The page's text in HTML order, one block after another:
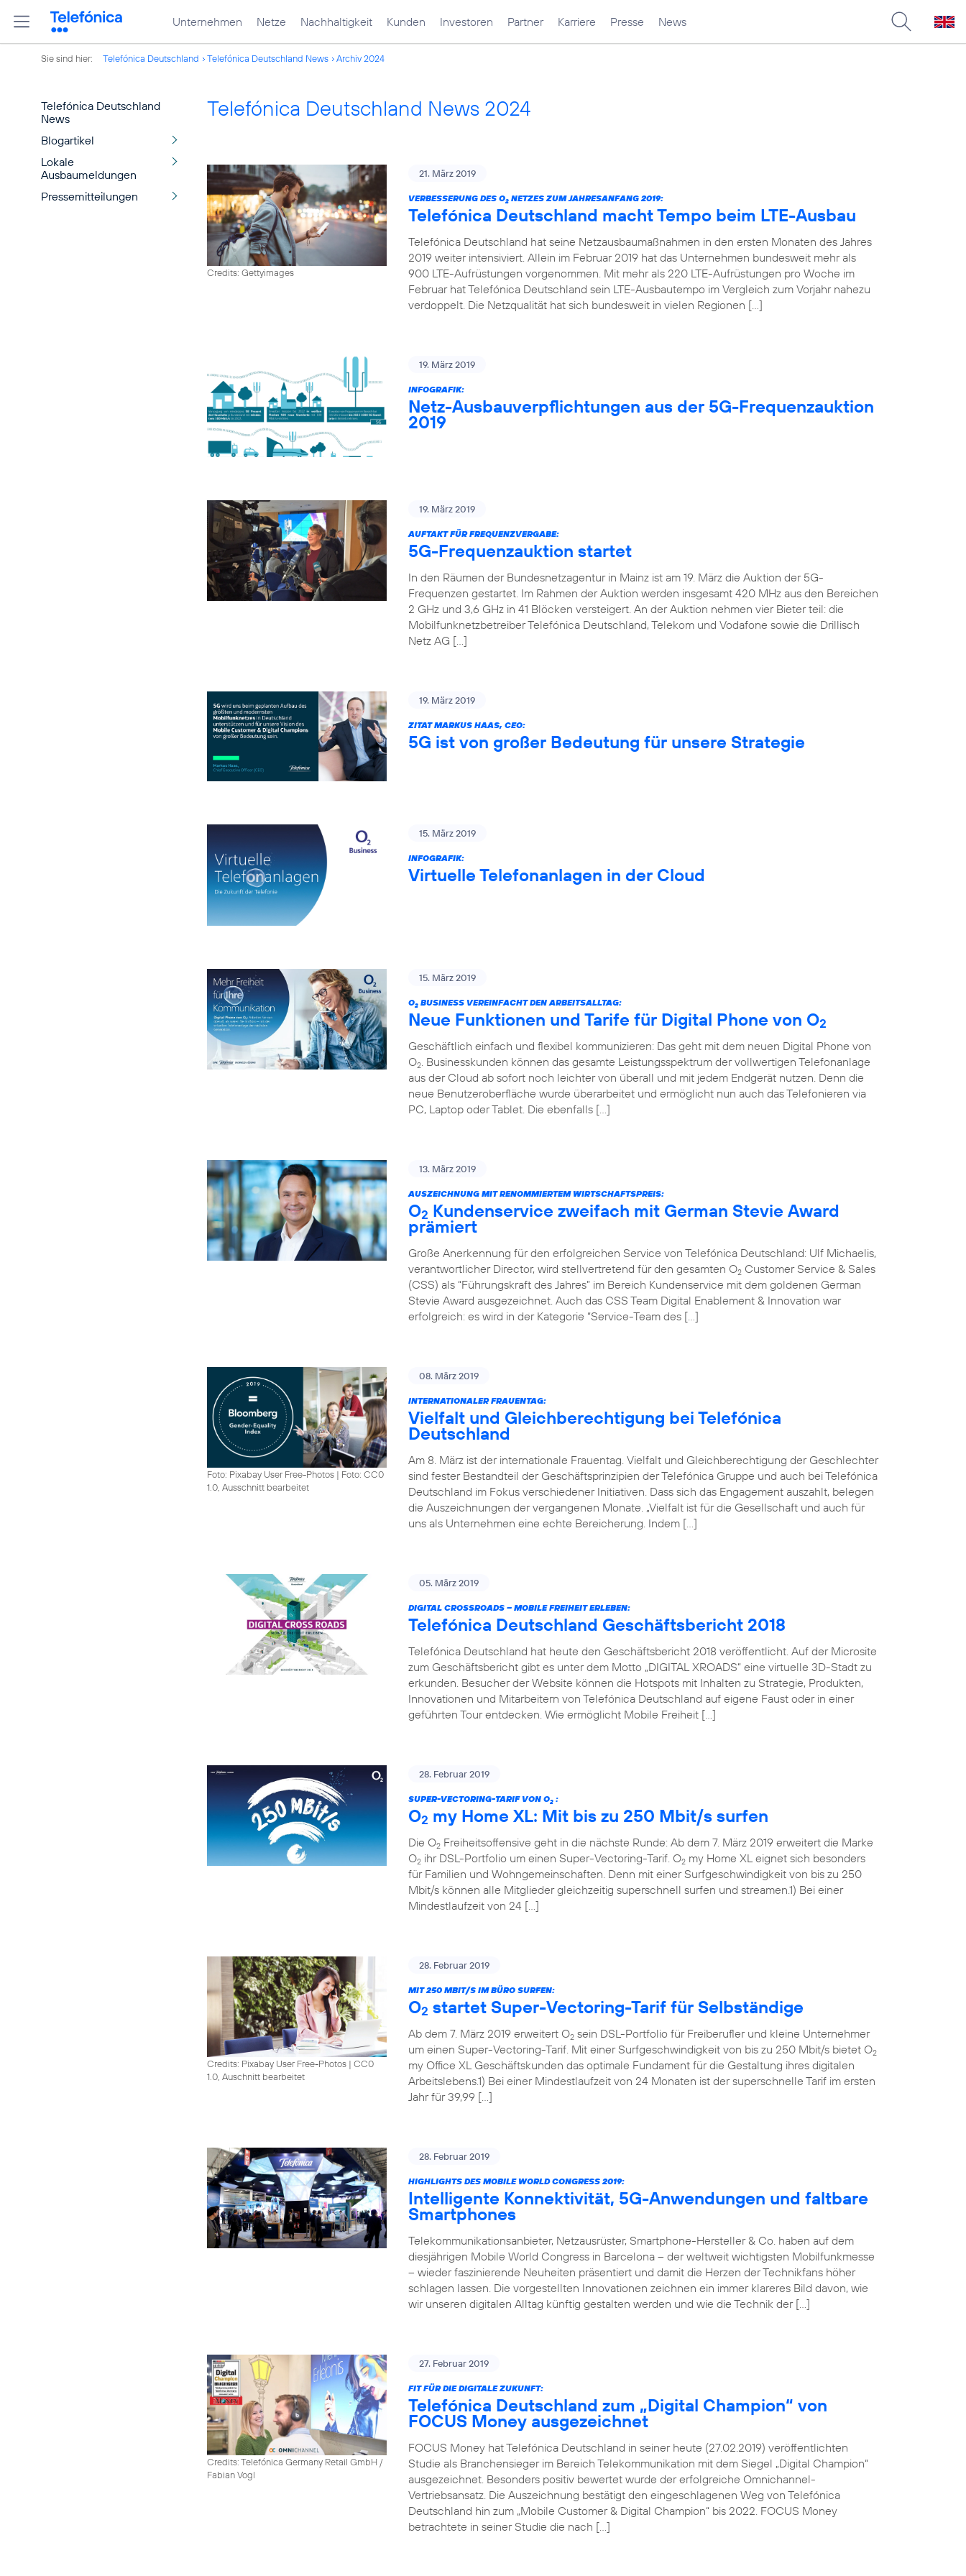
Unternehmen Netze Nachhaltigkeit Kunden Investoren Partner Karriere Presse News
Sie sind hier: Telefónica Deutschland Telefónica Deutschland News Archiv 2024
Telefónica Deutschland
News
Blogartikel
Lokale
Ausbaumeldungen
Pressemitteilungen
Telefónica Deutschland News 2024
Credits: Gettyimages
21. März 2019
VERBESSERUNG DES O2 NETZES ZUM JAHRESANFANG 2019:
Telefónica Deutschland macht Tempo beim LTE-Ausbau
Telefónica Deutschland hat seine Netzausbaumaßnahmen in den ersten Monaten des Jahres
2019 weiter intensiviert. Allein im Februar 2019 hat das Unternehmen bundesweit mehr als
900 LTE-Aufrüstungen vorgenommen. Mit mehr als 220 LTE-Aufrüstungen pro Woche im
Februar hat Telefónica Deutschland sein LTE-Ausbautempo im Vergleich zum Vorjahr nahezu
verdoppelt. Die Netzqualität hat sich bundesweit in vielen Regionen […]
19. März 2019
INFOGRAFIK:
Netz-Ausbauverpflichtungen aus der 5G-Frequenzauktion
2019
19. März 2019
AUFTAKT FÜR FREQUENZVERGABE:
5G-Frequenzauktion startet
In den Räumen der Bundesnetzagentur in Mainz ist am 19. März die Auktion der 5G-
Frequenzen gestartet. Im Rahmen der Auktion werden insgesamt 420 MHz aus den Bereichen
2 GHz und 3,6 GHz in 41 Blöcken versteigert. An der Auktion nehmen vier Bieter teil: die
Mobilfunknetzbetreiber Telefónica Deutschland, Telekom und Vodafone sowie die Drillisch
Netz AG […]
19. März 2019
ZITAT MARKUS HAAS, CEO:
5G ist von großer Bedeutung für unsere Strategie
15. März 2019
INFOGRAFIK:
Virtuelle Telefonanlagen in der Cloud
15. März 2019
O2 BUSINESS VEREINFACHT DEN ARBEITSALLTAG:
Neue Funktionen und Tarife für Digital Phone von O2
Geschäftlich einfach und flexibel kommunizieren: Das geht mit dem neuen Digital Phone von
O2 . Businesskunden können das gesamte Leistungsspektrum der vollwertigen Telefonanlage
aus der Cloud ab sofort noch leichter von überall und mit jedem Endgerät nutzen. Denn die
neue Benutzeroberfläche wurde überarbeitet und ermöglicht nun auch das Telefonieren via
PC, Laptop oder Tablet. Die ebenfalls […]
13. März 2019
AUSZEICHNUNG MIT RENOMMIERTEM WIRTSCHAFTSPREIS:
O2 Kundenservice zweifach mit German Stevie Award
prämiert
Große Anerkennung für den erfolgreichen Service von Telefónica Deutschland: Ulf Michaelis,
verantwortlicher Director, wird stellvertretend für den gesamten O2 Customer Service & Sales
(CSS) als “Führungskraft des Jahres” im Bereich Kundenservice mit dem goldenen German
Stevie Award ausgezeichnet. Auch das CSS Team Digital Enablement & Innovation war
erfolgreich: es wird in der Kategorie “Service-Team des […]
Foto: Pixabay User Free-Photos | Foto: CC0
1.0, Ausschnitt bearbeitet
08. März 2019
INTERNATIONALER FRAUENTAG:
Vielfalt und Gleichberechtigung bei Telefónica
Deutschland
Am 8. März ist der internationale Frauentag. Vielfalt und Gleichberechtigung der Geschlechter
sind fester Bestandteil der Geschäftsprinzipien der Telefónica Gruppe und auch bei Telefónica
Deutschland im Fokus verschiedener Initiativen. Dass sich das Engagement auszahlt, belegen
die Auszeichnungen der vergangenen Monate. „Vielfalt ist für die Gesellschaft und auch für
uns als Unternehmen eine echte Bereicherung. Indem […]
05. März 2019
DIGITAL CROSSROADS – MOBILE FREIHEIT ERLEBEN:
Telefónica Deutschland Geschäftsbericht 2018
Telefónica Deutschland hat heute den Geschäftsbericht 2018 veröffentlicht. Auf der Microsite
zum Geschäftsbericht gibt es unter dem Motto „DIGITAL XROADS“ eine virtuelle 3D-Stadt zu
erkunden. Besucher der Website können die Hotspots mit Inhalten zu Strategie, Produkten,
Innovationen und Mitarbeitern von Telefónica Deutschland auf eigene Faust oder in einer
geführten Tour entdecken. Wie ermöglicht Mobile Freiheit […]
28. Februar 2019
SUPER-VECTORING-TARIF VON O2 :
O2 my Home XL: Mit bis zu 250 Mbit/s surfen
Die O2 Freiheitsoffensive geht in die nächste Runde: Ab dem 7. März 2019 erweitert die Marke
O2 ihr DSL-Portfolio um einen Super-Vectoring-Tarif. O2 my Home XL eignet sich besonders
für Familien und Wohngemeinschaften. Denn mit einer Surfgeschwindigkeit von bis zu 250
Mbit/s können alle Mitglieder gleichzeitig superschnell surfen und streamen.1) Bei einer
Mindestlaufzeit von 24 […]
Credits: Pixabay User Free-Photos | CC0
1.0, Auschnitt bearbeitet
28. Februar 2019
MIT 250 MBIT/S IM BÜRO SURFEN:
O2 startet Super-Vectoring-Tarif für Selbständige
Ab dem 7. März 2019 erweitert O2 sein DSL-Portfolio für Freiberufler und kleine Unternehmer
um einen Super-Vectoring-Tarif. Mit einer Surfgeschwindigkeit von bis zu 250 Mbit/s bietet O2
my Office XL Geschäftskunden das optimale Fundament für die Gestaltung ihres digitalen
Arbeitslebens.1) Bei einer Mindestlaufzeit von 24 Monaten ist der superschnelle Tarif im ersten
Jahr für 39,99 […]
28. Februar 2019
HIGHLIGHTS DES MOBILE WORLD CONGRESS 2019:
Intelligente Konnektivität, 5G-Anwendungen und faltbare
Smartphones
Telekommunikationsanbieter, Netzausrüster, Smartphone-Hersteller & Co. haben auf dem
diesjährigen Mobile World Congress in Barcelona – der weltweit wichtigsten Mobilfunkmesse
– wieder faszinierende Neuheiten präsentiert und damit die Herzen der Technikfans höher
schlagen lassen. Die vorgestellten Innovationen zeichnen ein immer klareres Bild davon, wie
wir unseren digitalen Alltag künftig gestalten werden und wie die Technik der […]
Credits: Telefónica Germany Retail GmbH /
Fabian Vogl
27. Februar 2019
FIT FÜR DIE DIGITALE ZUKUNFT:
Telefónica Deutschland zum „Digital Champion“ von
FOCUS Money ausgezeichnet
FOCUS Money hat Telefónica Deutschland in seiner heute (27.02.2019) veröffentlichten
Studie als Branchensieger im Bereich Telekommunikation mit dem Siegel „Digital Champion“
ausgezeichnet. Besonders positiv bewertet wurde der erfolgreiche Omnichannel-
Vertriebsansatz. Die Auszeichnung bestätigt den eingeschlagenen Weg von Telefónica
Deutschland hin zum „Mobile Customer & Digital Champion“ bis 2022. FOCUS Money
betrachtete in seiner Studie die nach […]